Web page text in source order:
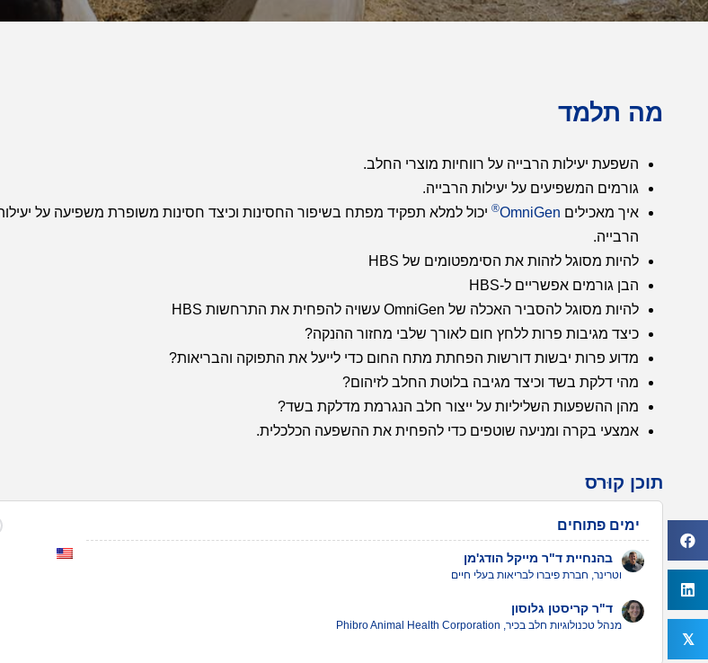
מה תלמד
השפעת יעילות הרבייה על רווחיות מוצרי החלב.
גורמים המשפיעים על יעילות הרבייה.
איך מאכילים OmniGen
® יכול למלא תפקיד מפתח בשיפור החסינות וכיצד חסינות משופרת משפיעה על
הרבייה.
להיות מסוגל לזהות את הסימפטומים של HBS
הבן גורמים אפשריים ל-HBS
להיות מסוגל להסביר האכלה של OmniGen עשויה להפחית את התרחשות HBS
כיצד מגיבות פרות ללחץ חום לאורך שלבי מחזור ההנקה?
מדוע פרות יבשות דורשות הפחתת מתח החום כדי לייעל את התפוקה והבריאות?
מהי דלקת בשד וכיצד מגיבה בלוטת החלב לזיהום?
מהן ההשפעות השליליות על ייצור חלב הנגרמת מדלקת בשד?
אמצעי בקרה ומניעה שוטפים כדי להפחית את ההשפעה הכלכלית.
תוכן קוּרס
ימים פתוחים
בהנחיית ד"ר מייקל הודג'מן
וטרינר, חברת פיברו לבריאות בעלי חיים
ד"ר קריסטן גלוסון
מנהל טכנולוגיות חלב בכיר, Phibro Animal Health Corporation
𝕏